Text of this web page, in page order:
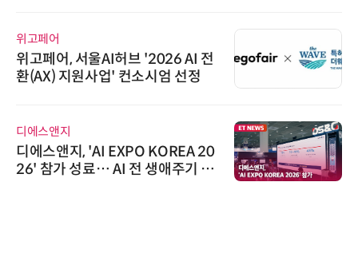
위고페어
위고페어, 서울AI허브 '2026 AI 전
환(AX) 지원사업' 컨소시엄 선정
디에스앤지
디에스앤지, 'AI EXPO KOREA 20
26' 참가 성료… AI 전 생애주기 아